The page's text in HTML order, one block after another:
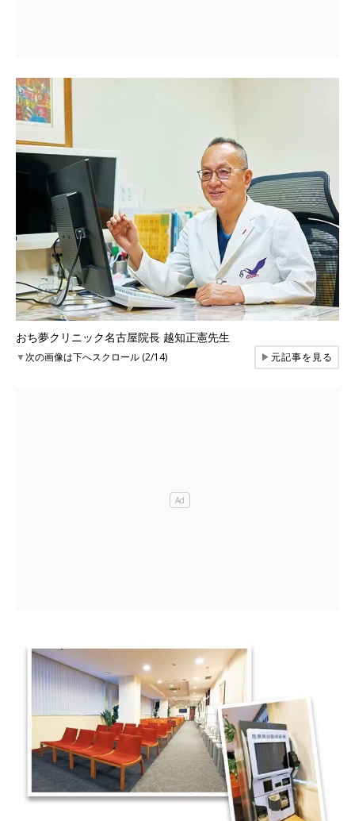
おち夢クリニック名古屋院長 越知正憲先生
▼次の画像は下へスクロール (2/14) ▶元記事を見る